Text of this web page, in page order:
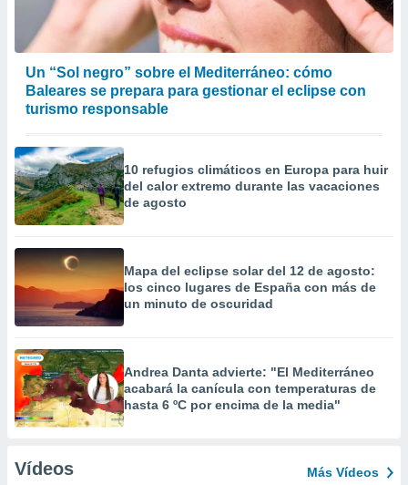
Un “Sol negro” sobre el Mediterráneo: cómo
Baleares se prepara para gestionar el eclipse con
turismo responsable
10 refugios climáticos en Europa para huir
del calor extremo durante las vacaciones
de agosto
Mapa del eclipse solar del 12 de agosto:
los cinco lugares de España con más de
un minuto de oscuridad
Andrea Danta advierte: "El Mediterráneo
acabará la canícula con temperaturas de
hasta 6 ºC por encima de la media"
Vídeos Más Vídeos